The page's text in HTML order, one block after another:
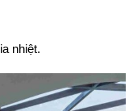
nhiệt.